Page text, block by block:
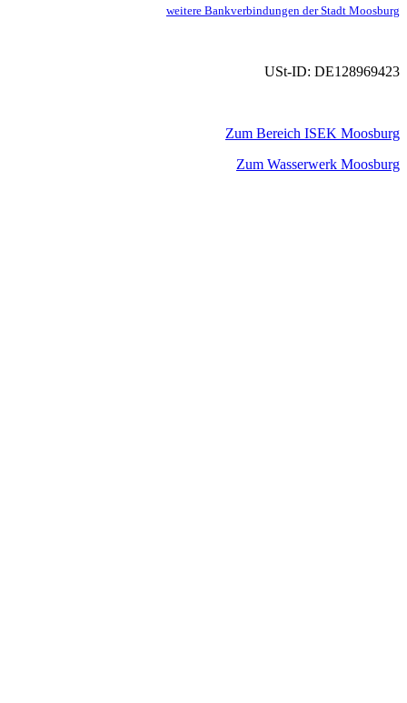
weitere Bankverbindungen der Stadt Moosburg
USt-ID: DE128969423
Zum Bereich ISEK Moosburg
Zum Wasserwerk Moosburg